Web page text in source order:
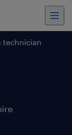
technician